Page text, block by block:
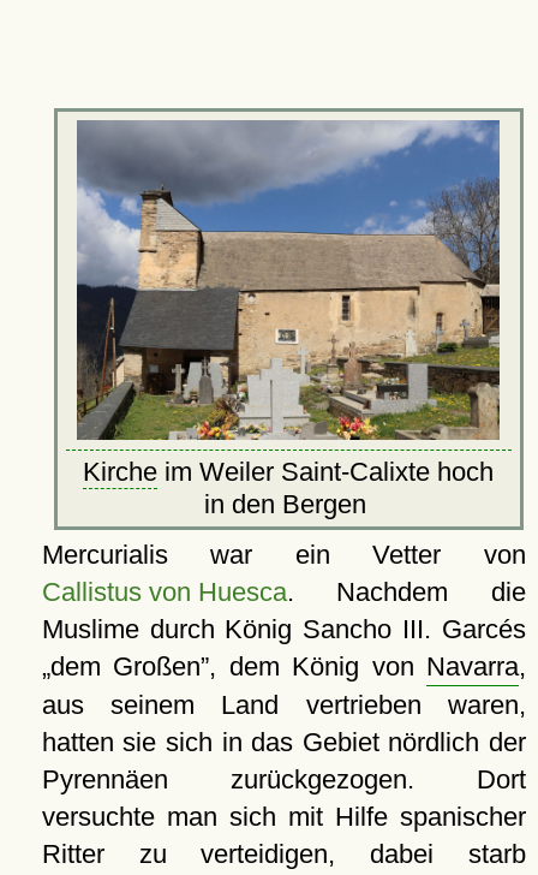
Kirche im Weiler Saint-Calixte hoch
in den Bergen
Mercurialis war ein Vetter von
Callistus von Huesca. Nachdem die
Muslime durch König Sancho III. Garcés
dem Großen , dem König von Navarra,
aus seinem Land vertrieben waren,
hatten sie sich in das Gebiet nördlich der
Pyrennäen zurückgezogen. Dort
versuchte man sich mit Hilfe spanischer
Ritter zu verteidigen, dabei starb